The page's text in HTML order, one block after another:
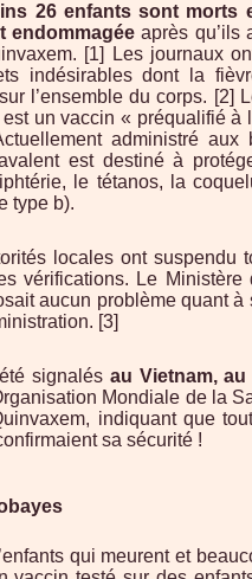
26 enfants sont morts
endommagée après qu’ils
[1] Les journaux
indésirables dont la
l’ensemble du corps. [2]
un vaccin « préqualifié à
administré
est destiné à
le tétanos, la
type b).
locales ont suspendu
vérifications. Le
aucun problème quant à
[3]
signalés au Vietnam,
Mondiale de la
indiquant que
sa sécurité !
qui meurent et